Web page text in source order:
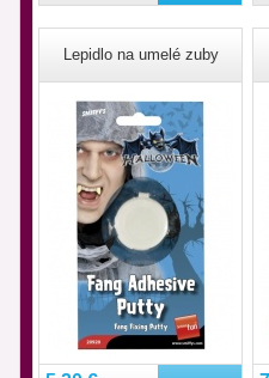
Lepidlo na umelé zuby